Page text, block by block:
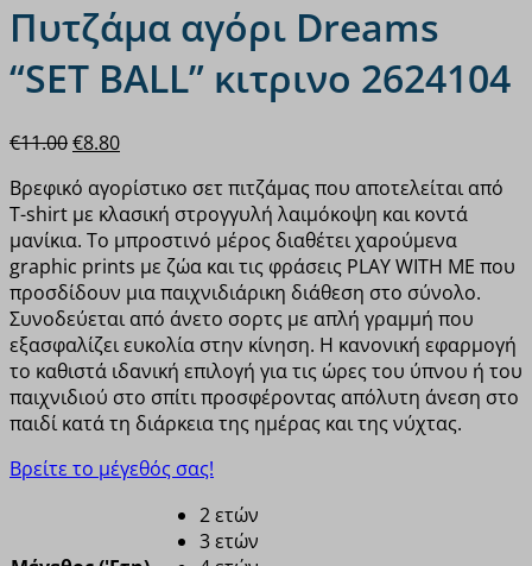
Πυτζάμα αγόρι Dreams
“SET BALL” κιτρινο 2624104
€11.00Original
was:
€11.00.
€8.80Η
τιμή
είναι:
€8.80.
Βρεφικό αγορίστικο σετ πιτζάμας που αποτελείται από
T-shirt με κλασική στρογγυλή λαιμόκοψη και κοντά
μανίκια. Το μπροστινό μέρος διαθέτει χαρούμενα
graphic prints με ζώα και τις φράσεις PLAY WITH ME που
προσδίδουν μια παιχνιδιάρικη διάθεση στο σύνολο.
Συνοδεύεται από άνετο σορτς με απλή γραμμή που
εξασφαλίζει ευκολία στην κίνηση. Η κανονική εφαρμογή
το καθιστά ιδανική επιλογή για τις ώρες του ύπνου ή του
παιχνιδιού στο σπίτι προσφέροντας απόλυτη άνεση στο
παιδί κατά τη διάρκεια της ημέρας και της νύχτας.
Βρείτε το μέγεθός σας!
2 ετών
3 ετών